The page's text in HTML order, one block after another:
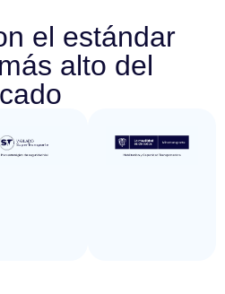
el estándar
alto del